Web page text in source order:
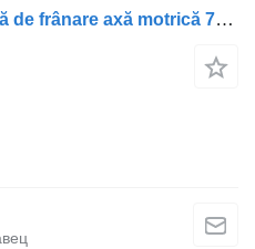
Тормозная камера Cameră de frânare axă motrică 7421283614 для грузовика Renault 7421283614 / 7485020483